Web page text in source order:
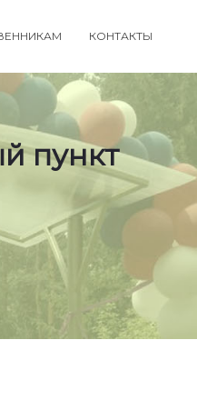
КОНТАКТЫ
пункт